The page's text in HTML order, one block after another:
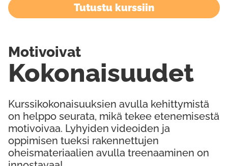
Tutustu kurssiin
Kurssikokonaisuuksien avulla kehittymistä
on helppo seurata, mikä tekee etenemisestä
motivoivaa. Lyhyiden videoiden ja
oppimisen tueksi rakennettujen
oheismateriaalien avulla treenaaminen on
Kokonaisuudet
Motivoivat